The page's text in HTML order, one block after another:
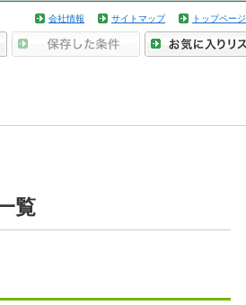
会社情報 サイトマップ トップページ
覧